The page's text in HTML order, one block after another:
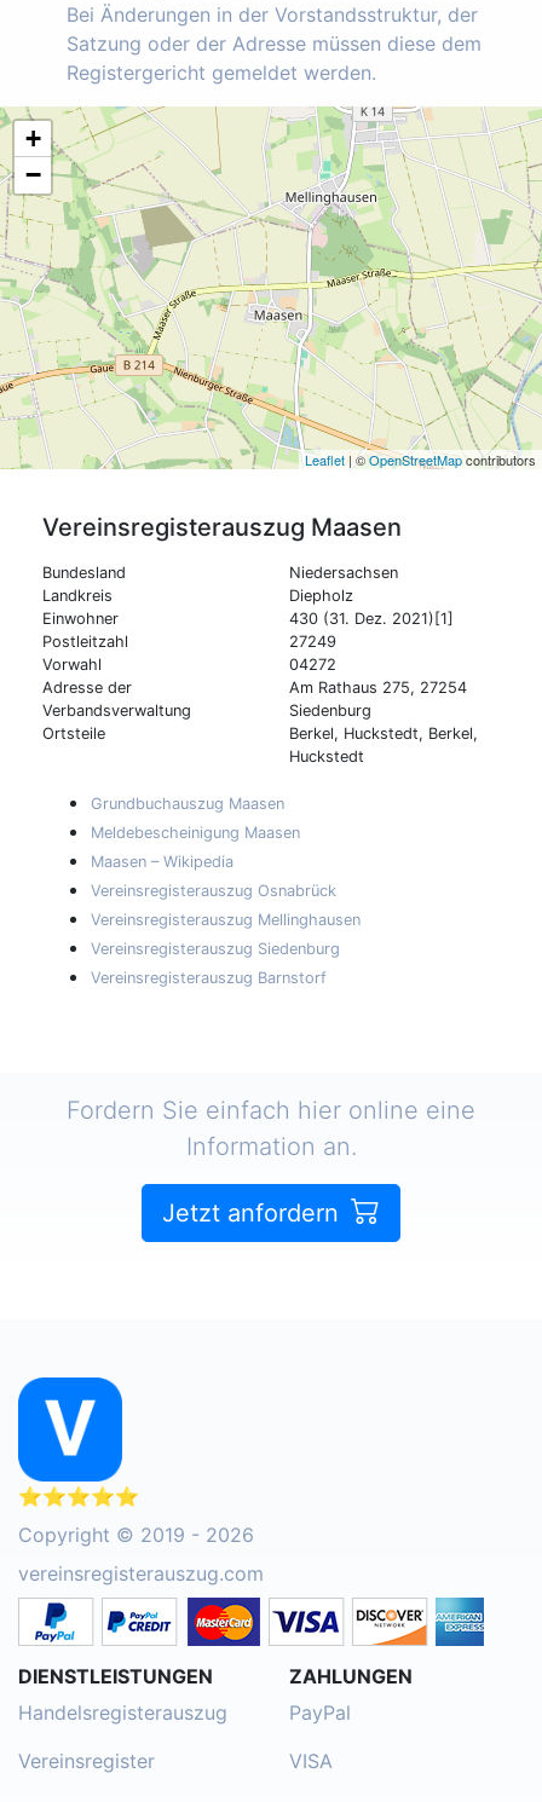
Bei Änderungen in der Vorstandsstruktur, der
Satzung oder der Adresse müssen diese dem
Registergericht gemeldet werden.
+
−
Leaflet | ©OpenStreetMapcontributors
Vereinsregisterauszug Maasen
Bundesland
Niedersachsen
Landkreis
Diepholz
Einwohner
430 (31. Dez. 2021)[1]
Postleitzahl
27249
Vorwahl
04272
Adresse der
Verbandsverwaltung
Am Rathaus 275, 27254
Siedenburg
Ortsteile
Berkel, Huckstedt, Berkel,
Huckstedt
Grundbuchauszug Maasen
Meldebescheinigung Maasen
Maasen – Wikipedia
Vereinsregisterauszug Osnabrück
Vereinsregisterauszug Mellinghausen
Vereinsregisterauszug Siedenburg
Vereinsregisterauszug Barnstorf
Fordern Sie einfach hier online eine
Information an.
Jetzt anfordern
⭐⭐⭐⭐⭐
Copyright © 2019 - 2026
vereinsregisterauszug.com
DIENSTLEISTUNGEN
Handelsregisterauszug
Vereinsregister
ZAHLUNGEN
PayPal
VISA